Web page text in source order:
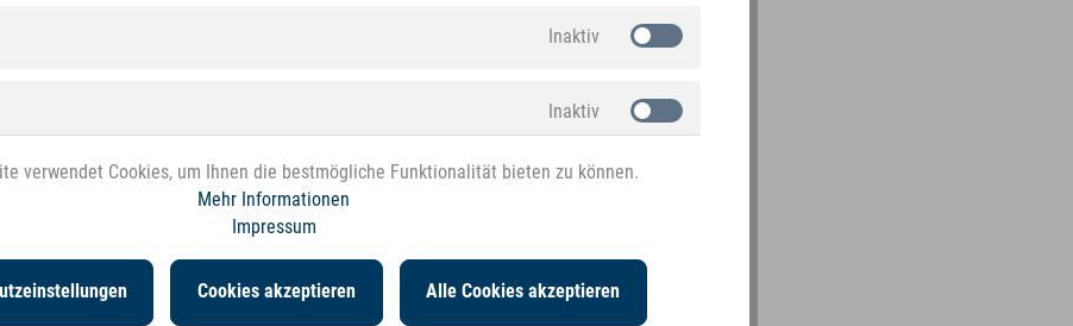
Inaktiv
Inaktiv
verwendet Cookies, um Ihnen die bestmögliche Funktionalität bieten zu können.
Mehr Informationen
Impressum
Cookies akzeptieren Alle Cookies akzeptieren